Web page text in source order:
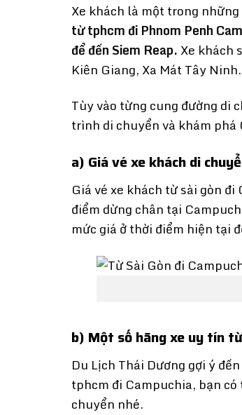
Xe khách là một trong
từ tphcm đi Phnom Penh
để đến Siem Reap. Xe khách
Kiên Giang, Xa Mát Tây Ninh.
Tùy vào từng cung đường di
trình di chuyển và khám
a) Giá vé xe khách di
Giá vé xe khách từ sài gòn
điểm dừng chân tại
mức giá ở thời điểm hiện tại
b) Một số hãng xe uy tín
Du Lịch Thái Dương gợi ý
tphcm đi Campuchia, bạn
chuyển nhé.